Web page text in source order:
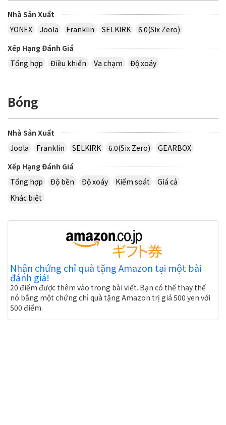
Nhà Sản Xuất
YONEX
Joola Franklin SELKIRK
6.0(Six Zero)
Xếp Hạng Đánh Giá
Tổng hợp
Điều khiển Va chạm Độ xoáy
Bóng
Nhà Sản Xuất
Joola
Franklin SELKIRK 6.0(Six Zero)
GEARBOX
Xếp Hạng Đánh Giá
Tổng hợp
Độ bền Độ xoáy Kiểm soát
Giá cả
Khác biệt
Nhận chứng chỉ quà tặng Amazon tại một bài
đánh giá!
20 điểm được thêm vào trong bài viết. Bạn có thể thay thế
nó bằng một chứng chỉ quà tặng Amazon trị giá 500 yen với
500 điểm.